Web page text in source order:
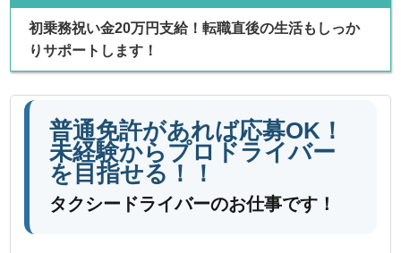
初乗務祝い金20万円支給！転職直後の生活もしっか
りサポートします！
普通免許があれば応募OK！
未経験からプロドライバー
を目指せる！！
タクシードライバーのお仕事です！